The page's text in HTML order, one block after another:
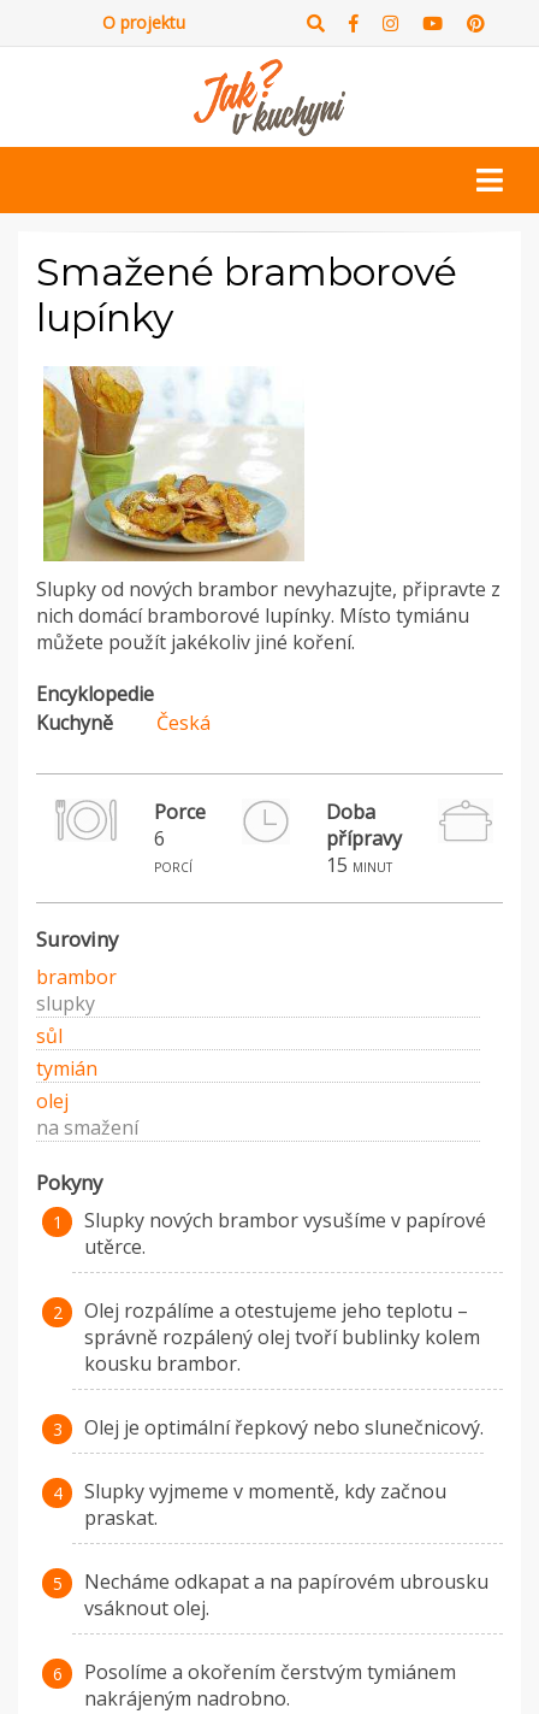
O projektu
Smažené bramborové
lupínky
Slupky od nových brambor nevyhazujte, připravte z
nich domácí bramborové lupínky. Místo tymiánu
můžete použít jakékoliv jiné koření.
Encyklopedie
Kuchyně
Česká
Porce
6
porcí
Doba
přípravy
15 minut
Suroviny
brambor
slupky
sůl
tymián
olej
na smažení
Pokyny
Slupky nových brambor vysušíme v papírové
utěrce.
Olej rozpálíme a otestujeme jeho teplotu –
správně rozpálený olej tvoří bublinky kolem
kousku brambor.
Olej je optimální řepkový nebo slunečnicový.
Slupky vyjmeme v momentě, kdy začnou
praskat.
Necháme odkapat a na papírovém ubrousku
vsáknout olej.
Posolíme a okořením čerstvým tymiánem
nakrájeným nadrobno.